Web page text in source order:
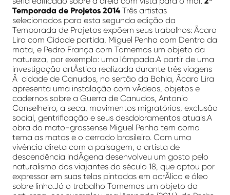
Temporada de Projetos 2014Três artistas
selecionados para esta segunda edição da
Temporada de Projetos expõem seus trabalhos: Ãcaro
Lira com Cidade partida, Miguel Penha com Dentro da
mata, e Pedro França com Tomemos um objeto da
natureza, por exemplo: uma lâmpada.A partir de uma
investigação artÃ­stica realizada durante três viagens
Ã cidade de Canudos, no sertão da Bahia, Ãcaro Lira
apresenta uma instalação com vÃ­deos, objetos e
cadernos sobre a Guerra de Canudos, Antonio
Conselheiro, a seca, movimentos migratórios, exclusão
social, gentrificação e seus desdobramentos atuais.A
obra do mato-grossense Miguel Penha tem como
tema as matas e o cerrado brasileiro. Com uma
vivência direta com a paisagem, o artista de
descendência indÃ­gena desenvolveu um gosto pelo
naturalismo dos viajantes do século 18, que optou por
expressar em suas telas pintadas em acrÃ­lico e óleo
sobre linho.Já o trabalho Tomemos um objeto da